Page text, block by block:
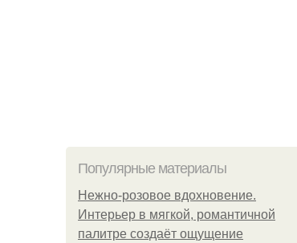
Популярные материалы
Нежно-розовое вдохновение.
Интерьер в мягкой, романтичной
палитре создаёт ощущение